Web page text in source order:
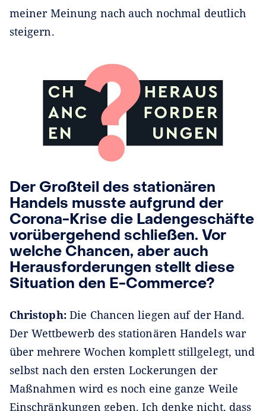
meiner Meinung nach auch nochmal deutlich
steigern.
Der Großteil des stationären
Handels musste aufgrund der
Corona-Krise die Ladengeschäfte
vorübergehend schließen. Vor
welche Chancen, aber auch
Herausforderungen stellt diese
Situation den E-Commerce?
Christoph:Die Chancen liegen auf der Hand.
Der Wettbewerb des stationären Handels war
über mehrere Wochen komplett stillgelegt, und
selbst nach den ersten Lockerungen der
Maßnahmen wird es noch eine ganze Weile
Einschränkungen geben. Ich denke nicht, dass